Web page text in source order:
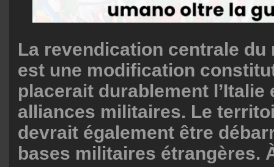
La revendication centrale du
est une modification
placerait durablement l’Italie
alliances militaires. Le
devrait également être
bases militaires étrangères.